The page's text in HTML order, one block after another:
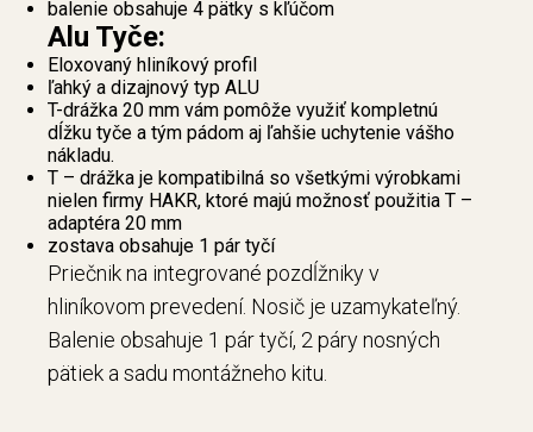
balenie obsahuje 4 pätky s kľúčom
Alu Tyče:
Eloxovaný hliníkový profil
ľahký a dizajnový typ ALU
T-drážka 20 mm vám pomôže využiť kompletnú
dĺžku tyče a tým pádom aj ľahšie uchytenie vášho
nákladu.
T – drážka je kompatibilná so všetkými výrobkami
nielen firmy HAKR, ktoré majú možnosť použitia T –
adaptéra 20 mm
zostava obsahuje 1 pár tyčí
Priečnik na integrované pozdĺžniky v
hliníkovom prevedení. Nosič je uzamykateľný.
Balenie obsahuje 1 pár tyčí, 2 páry nosných
pätiek a sadu montážneho kitu.